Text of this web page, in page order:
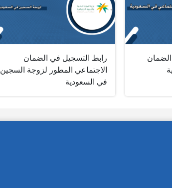
رابط التسجيل في الضمان
الاجتماعي المطور لزوجة السجين
في السعودية